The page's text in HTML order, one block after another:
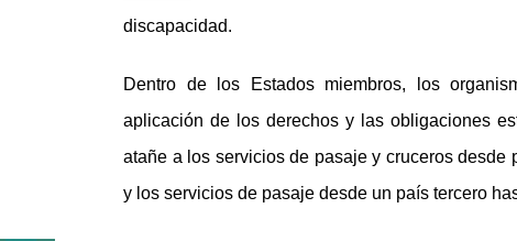
discapacidad.
Dentro de los Estados miembros, los
aplicación de los derechos y las obligaciones
atañe a los servicios de pasaje y cruceros
y los servicios de pasaje desde un país tercero